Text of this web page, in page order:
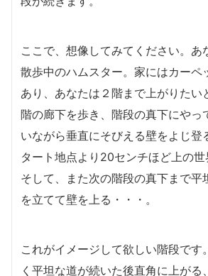
ここで、想像してみてください。あ
散歩中のハムスター。家にはカーペ
あり、あなたは２階まで上がりたい
階の廊下を歩き、階段の真下にやっ
いながら垂直にそびえる壁をよじ登
タート地点より20センチほど上の世
そして、また次の階段の真下まで平
を立てて壁を上る・・・。
これがイメージして欲しい階段です
く平坦な道が続いた後直角に上がる